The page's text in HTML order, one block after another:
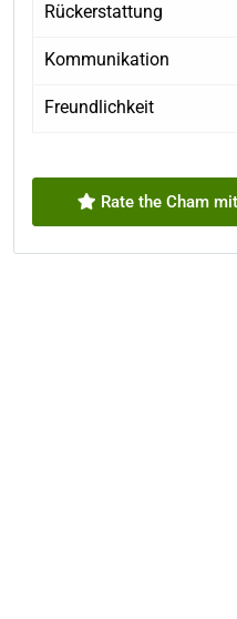
Rückerstattung
Kommunikation
Freundlichkeit
Rate the Cham